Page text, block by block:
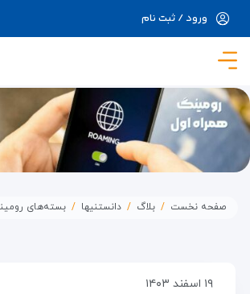
در حال حاضر ارتباط با سرور قطع
ورود / ثبت نام
صفحه نخست بلاگ دانستنیها بسته‌های
۱۹ اسفند ۱۴۰۳